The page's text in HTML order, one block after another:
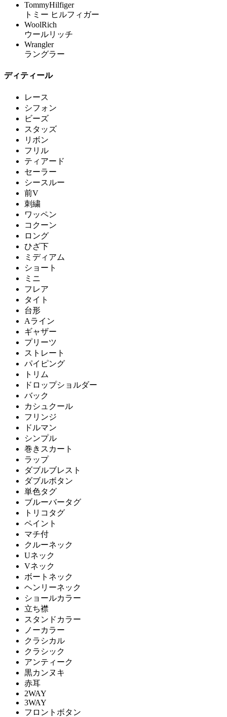
TommyHilfiger
トミー ヒルフィガー
WoolRich
ウールリッチ
Wrangler
ラングラー
ディティール
レース
シフォン
ビーズ
スタッズ
リボン
フリル
ティアード
セーラー
シースルー
前V
刺繍
ワッペン
コクーン
ロング
ひざ下
ミディアム
ショート
ミニ
フレア
タイト
台形
Aライン
ギャザー
プリーツ
ストレート
パイピング
トリム
ドロップショルダー
バック
カシュクール
フリンジ
ドルマン
シンプル
巻きスカート
ラップ
ダブルブレスト
ダブルボタン
単色タグ
ブルーバータグ
トリコタグ
ペイント
マチ付
クルーネック
Uネック
Vネック
ボートネック
ヘンリーネック
ショールカラー
立ち襟
スタンドカラー
ノーカラー
クラシカル
クラシック
アンティーク
黒カンヌキ
赤耳
2WAY
3WAY
フロントボタン